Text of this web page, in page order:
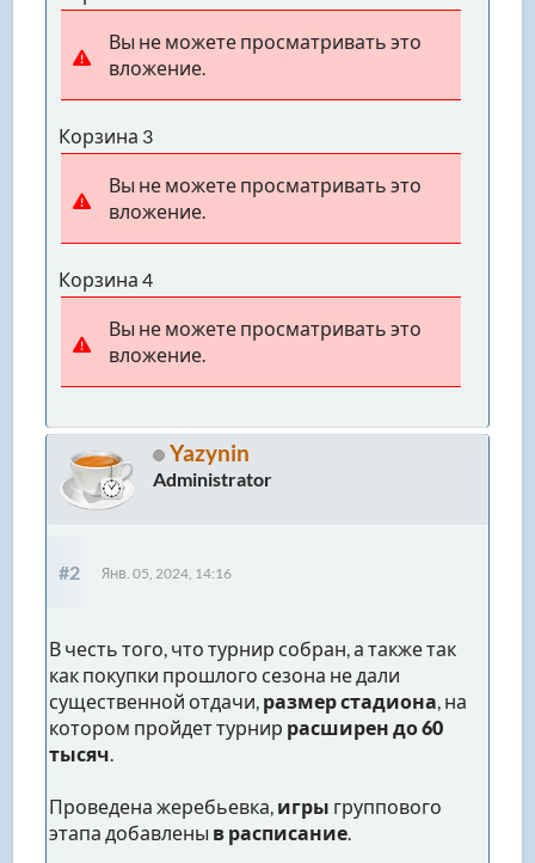
Вы не можете просматривать это
вложение.
Корзина 3
Вы не можете просматривать это
вложение.
Корзина 4
Вы не можете просматривать это
вложение.
Yazynin
Administrator
#2 Янв. 05, 2024, 14:16
В честь того, что турнир собран, а также так
как покупки прошлого сезона не дали
существенной отдачи, размер стадиона , на
котором пройдет турнир расширен до 60
тысяч
Проведена жеребьевка, игры группового
этапа добавлены в расписание